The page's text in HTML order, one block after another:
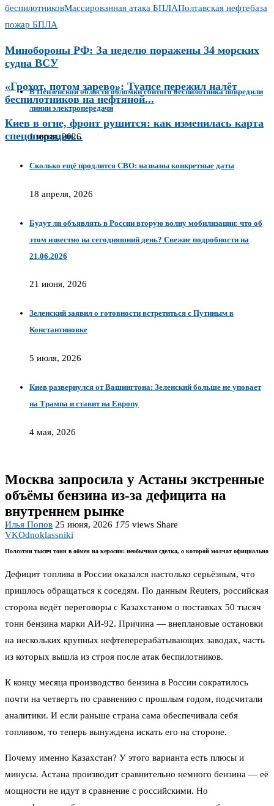
беспилотниковМассированная атака БПЛАПолтавская нефтебаза
пожар БПЛА
Минобороны РФ: За неделю поражены 34 морских
судна ВСУ
«Грохот, потом зарево»: Туапсе пережил налёт
беспилотников на нефтяной...
Киев в огне, фронт рушится: как изменилась карта
спецоперации...
В Пензенской области обломки сбитого беспилотника повредили
линии электропередачи
1 июля, 2026
Сколько ещё продлится СВО: названы конкретные даты
18 апреля, 2026
Будут ли объявлять в России вторую волну мобилизации: что об
этом известно на сегодняшний день? Свежие подробности на
21.06.2026
21 июня, 2026
Зеленский заявил о готовности встретиться с Путиным в
Константиновке
5 июля, 2026
Киев развернулся от Вашингтона: Зеленский больше не уповает
на Трампа и ставит на Европу
4 мая, 2026
Москва запросила у Астаны экстренные
объёмы бензина из-за дефицита на
внутреннем рынке
Илья Попов 25 июня, 2026 175 views Share
VKOdnoklassniki
Полсотни тысяч тонн в обмен на керосин: необычная сделка, о которой молчат официально
Дефицит топлива в России оказался настолько серьёзным, что
пришлось обращаться к соседям. По данным Reuters, российская
сторона ведёт переговоры с Казахстаном о поставках 50 тысяч
тонн бензина марки АИ-92. Причина — внеплановые остановки
на нескольких крупных нефтеперерабатывающих заводах, часть
из которых вышла из строя после атак беспилотников.
К концу месяца производство бензина в России сократилось
почти на четверть по сравнению с прошлым годом, подсчитали
аналитики. И если раньше страна сама обеспечивала себя
топливом, то теперь вынуждена искать его на стороне.
Почему именно Казахстан? У этого варианта есть плюсы и
минусы. Астана производит сравнительно немного бензина — её
мощности не идут в сравнение с российскими. Но